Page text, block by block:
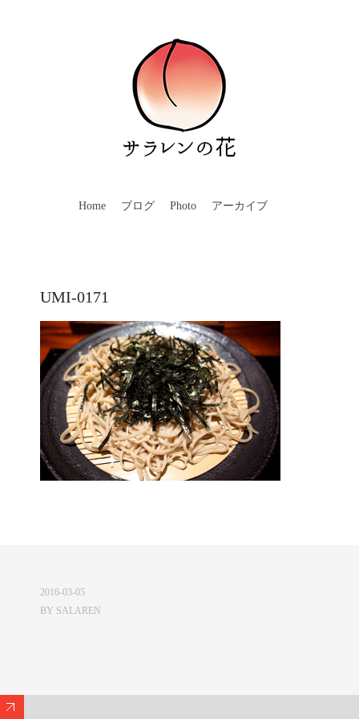
Home ブログ Photo アーカイブ
UMI-0171
2016-03-05
BY SALAREN